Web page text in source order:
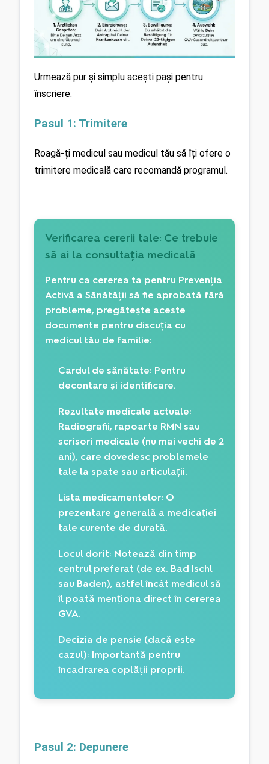
Urmează pur și simplu acești pași pentru
înscriere:
Pasul 1: Trimitere
Roagă-ți medicul sau medicul tău să îți ofere o
trimitere medicală care recomandă programul.
Verificarea cererii tale: Ce trebuie
să ai la consultația medicală
Pentru ca cererea ta pentru Prevenția
Activă a Sănătății să fie aprobată fără
probleme, pregătește aceste
documente pentru discuția cu
medicul tău de familie:
Cardul de sănătate: Pentru
decontare și identificare.
Rezultate medicale actuale:
Radiografii, rapoarte RMN sau
scrisori medicale (nu mai vechi de 2
ani), care dovedesc problemele
tale la spate sau articulații.
Lista medicamentelor: O
prezentare generală a medicației
tale curente de durată.
Locul dorit: Notează din timp
centrul preferat (de ex. Bad Ischl
sau Baden), astfel încât medicul să
îl poată menționa direct în cererea
GVA.
Decizia de pensie (dacă este
cazul): Importantă pentru
încadrarea coplății proprii.
Pasul 2: Depunere